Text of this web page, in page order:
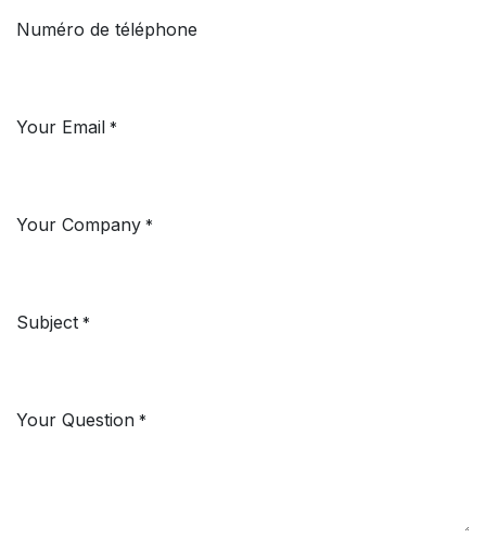
Numéro de téléphone
Your Email *
Your Company *
Subject *
Your Question *